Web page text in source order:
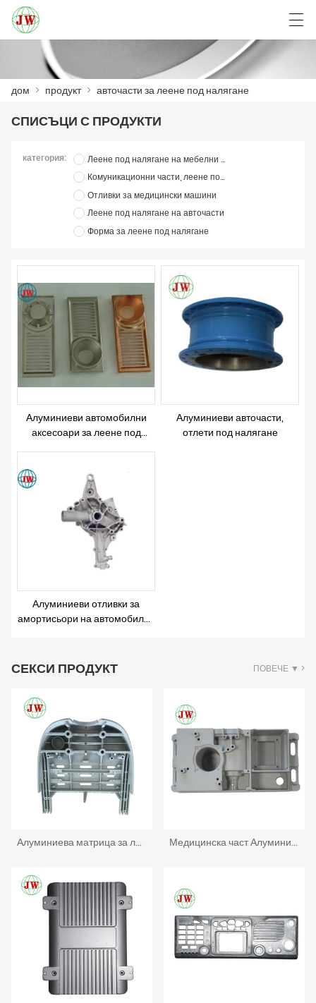
ПРОДУКТ
VISITA Á FÁBRICA
СВЪРЖЕТЕ СЕ С НАС
ЗА НАС
العربية Deutsch English
дом > продукт > авточасти за леене под налягане
СПИСЪЦИ С ПРОДУКТИ
категория:
Леене под налягане на мебелни части
Комуникационни части, леене под налягане
Отливки за медицински машини
Леене под налягане на авточасти
Форма за леене под налягане
Алуминиеви автомобилни
аксесоари за леене под
Алуминиеви авточасти,
отлети под налягане
Алуминиеви отливки за
амортисьори на автомобилни
СЕКСИ ПРОДУКТ ПОВЕЧЕ ▼ >
Алуминиева матрица за леене под налягане за част от зъболекарски модул Медицинска част Алуминиева отливка под налягане